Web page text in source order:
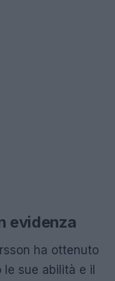
evidenza
ha ottenuto
le sue abilità e il